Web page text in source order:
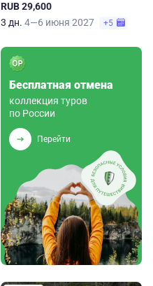
RUB 29,600
3 дн. 4—6 июня 2027 +5
Бесплатная отмена
коллекция туров
по России
Перейти